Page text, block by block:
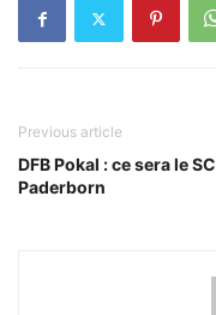
Previous article
DFB Pokal : ce sera le SC
Paderborn